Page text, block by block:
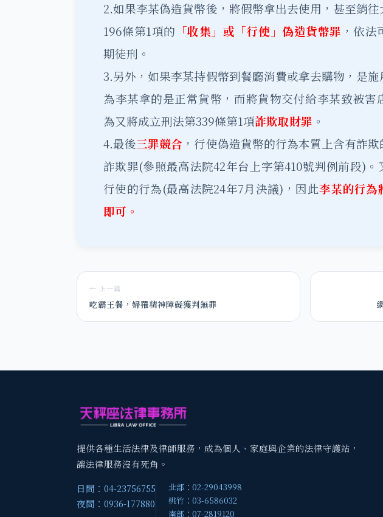
2.如果李某偽造貨幣後，將假幣拿出去使用，甚至銷
196條第1項的 「收集」或「行使」偽造貨幣罪 ，依
期徒刑。
3.另外，如果李某持假幣到餐廳消費或拿去購物，是
為李某拿的是正常貨幣，而將貨物交付給李某致被害
為又將成立刑法第339條第1項詐欺取財罪 。
4.最後三罪競合 ，行使偽造貨幣的行為本質上含有詐
詐欺罪(參照最高法院42年台上字第410號判例前段)
行使的行為(最高法院24年7月決議)，因此李某的行為
即可。
← 上一篇
吃霸王餐，婦罹精神障礙獲判無罪
提供各種生活法律及律師服務，成為個人、家庭與企業的法律守護站，
讓法律服務沒有死角。
日間：04-23756755
夜間：0936-177880
北部：02-29043998
桃竹：03-6586032
南部：07-2819120